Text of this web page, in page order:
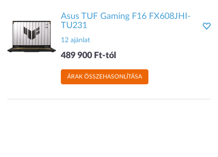
Asus TUF Gaming F16 FX608JHI-
TU231
12 ajánlat
489 900 Ft-tól
ÁRAK ÖSSZEHASONLÍTÁSA